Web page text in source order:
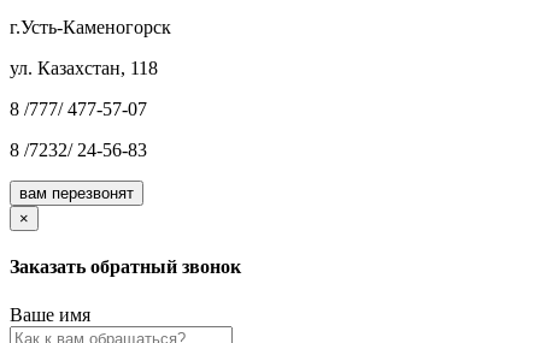
г.Усть-Каменогорск
ул. Казахстан, 118
8 /777/ 477-57-07
8 /7232/ 24-56-83
вам перезвонят
×
Заказать обратный звонок
Ваше имя